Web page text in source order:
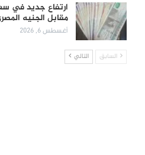
ارتفاع جديد في
مقابل الجنيه
أغسطس 6, 2026
السابق التالي